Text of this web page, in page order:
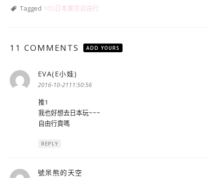
Tagged 105日本東京自由行
11 COMMENTS ADD YOURS
EVA(E小娃)
示:
2016-10-2111:50:56
推1
我也好想去日本玩~~~
自由行貴嗎
REPLY
號呆熊的天空